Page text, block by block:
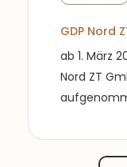
GDP Nord
ab 1. März
Nord ZT